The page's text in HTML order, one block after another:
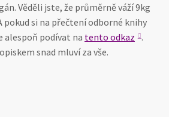
Věděli jste, že průměrně váží 9kg
pokud si na přečtení odborné knihy
alespoň podívat na tento odkaz .
snad mluví za vše.